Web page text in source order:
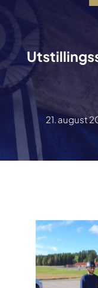
21. august